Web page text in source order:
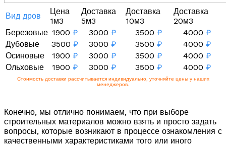
Вид дров
Цена
1м3
Доставка
5м3
Доставка
10м3
Доставка
20м3
Березовые 1900 ₽ 3000 ₽ 3500 ₽ 4000 ₽
Дубовые
3500 ₽ 3000 ₽ 3500 ₽ 4000 ₽
Осиновые
1900 ₽ 3000 ₽ 3500 ₽ 4000 ₽
Ольховые
1900 ₽ 3000 ₽ 3500 ₽ 4000 ₽
Стоимость доставки рассчитывается индивидуально, уточняйте цены у наших
менеджеров.
Конечно, мы отлично понимаем, что при выборе
строительных материалов можно взять и просто задать
вопросы, которые возникают в процессе ознакомления с
качественными характеристиками того или иного